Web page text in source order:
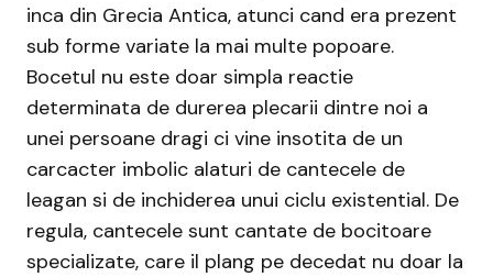
inca din Grecia Antica, atunci cand era prezent
sub forme variate la mai multe popoare.
Bocetul nu este doar simpla reactie
determinata de durerea plecarii dintre noi a
unei persoane dragi ci vine insotita de un
carcacter imbolic alaturi de cantecele de
leagan si de inchiderea unui ciclu existential. De
regula, cantecele sunt cantate de bocitoare
specializate, care il plang pe decedat nu doar la